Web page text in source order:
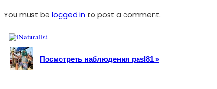
You must be logged in to post a comment.
Посмотреть наблюдения pasl81 »